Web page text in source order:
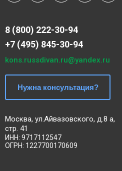
8 (800) 222-30-94
+7 (495) 845-30-94
kons.russdivan.ru@yandex.ru
Нужна консультация?
Москва, ул.Айвазовского, д.8 а,
стр. 41
ИНН: 9717112547
ОГРН: 1227700170609